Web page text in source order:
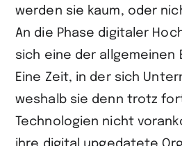
werden sie kaum, oder
An die Phase digitaler
sich eine der allgemeinen
Eine Zeit, in der sich
weshalb sie denn trotz
Technologien nicht